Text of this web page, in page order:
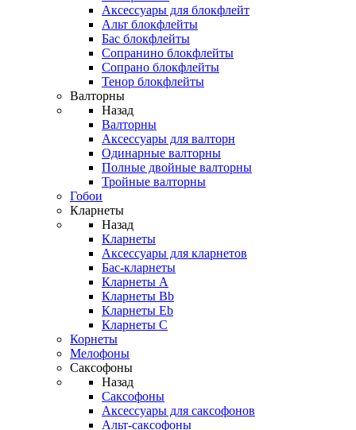
Аксессуары для блокфлейт
Альт блокфлейты
Бас блокфлейты
Сопранино блокфлейты
Сопрано блокфлейты
Тенор блокфлейты
Валторны
Назад
Валторны
Аксессуары для валторн
Одинарные валторны
Полные двойные валторны
Тройные валторны
Гобои
Кларнеты
Назад
Кларнеты
Аксессуары для кларнетов
Бас-кларнеты
Кларнеты A
Кларнеты Bb
Кларнеты Eb
Кларнеты С
Корнеты
Мелофоны
Саксофоны
Назад
Саксофоны
Аксессуары для саксофонов
Альт-саксофоны